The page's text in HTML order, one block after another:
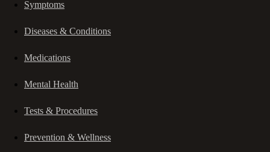
Symptoms
Diseases & Conditions
Medications
Mental Health
Tests & Procedures
Prevention & Wellness